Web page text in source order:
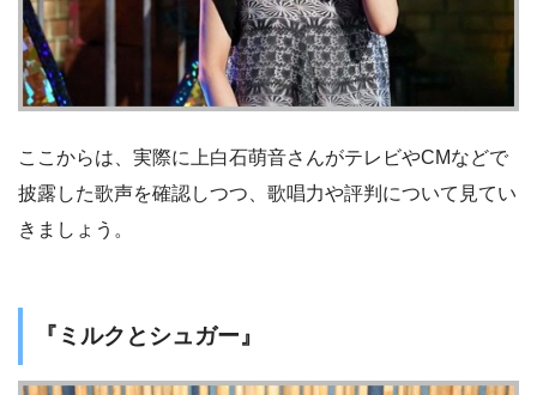
ここからは、実際に上白石萌音さんがテレビやCMなどで
披露した歌声を確認しつつ、歌唱力や評判について見てい
きましょう。
『ミルクとシュガー』